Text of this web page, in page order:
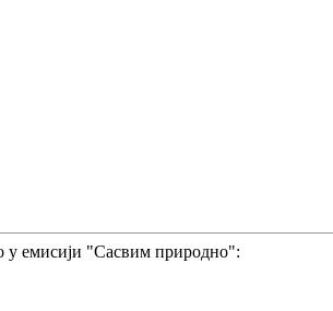
у емисији "Сасвим природно":